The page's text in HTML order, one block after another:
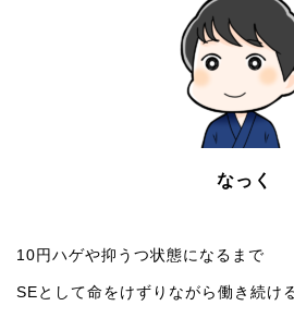
なっく
10円ハゲや抑うつ状態になるまで
SEとして命をけずりながら働き続け